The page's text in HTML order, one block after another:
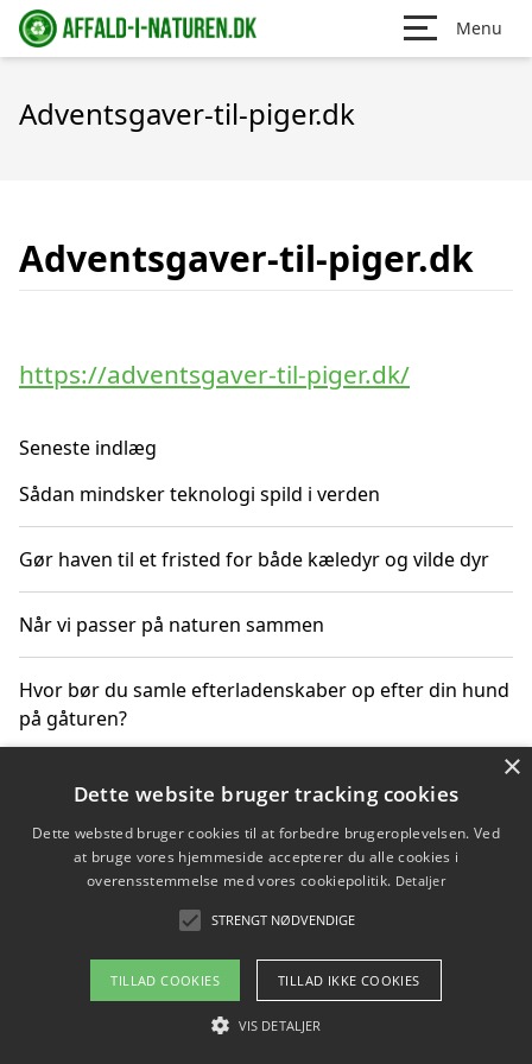
Menu
Adventsgaver-til-piger.dk
Adventsgaver-til-piger.dk
https://adventsgaver-til-piger.dk/
Seneste indlæg
Sådan mindsker teknologi spild i verden
Gør haven til et fristed for både kæledyr og vilde dyr
Når vi passer på naturen sammen
Hvor bør du samle efterladenskaber op efter din hund
på gåturen?
Sådan rydder du effektivt op efter et stort event
Copyright 2026 - Pilanto Aps
Om / kontakt
Blog Betingelser
×
Dette website bruger tracking cookies
Dette websted bruger cookies til at forbedre brugeroplevelsen. Ved
at bruge vores hjemmeside accepterer du alle cookies i
overensstemmelse med vores cookiepolitik. Detaljer
STRENGT NØDVENDIGE
TILLAD COOKIES TILLAD IKKE COOKIES
VIS DETALJER